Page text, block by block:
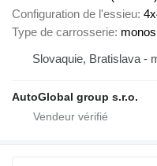
Configuration de l'essieu
Type de carrosserie
Slovaquie, Bratislava -
AutoGlobal group s.r.o.